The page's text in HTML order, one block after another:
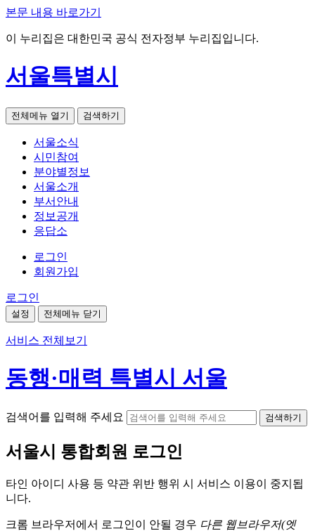
본문 내용 바로가기
이 누리집은 대한민국 공식 전자정부 누리집입니다.
서울특별시
전체메뉴 열기 검색하기
서울소식
시민참여
분야별정보
서울소개
부서안내
정보공개
응답소
로그인
회원가입
로그인
설정 전체메뉴 닫기
서비스 전체보기
동행·매력 특별시 서울
검색어를 입력해 주세요 검색하기
서울시 통합회원 로그인
타인 아이디 사용 등 약관 위반 행위 시 서비스 이용이 중지됩
니다.
크롬 브라우저에서 로그인이 안될 경우 다른 웹브라우저(엣